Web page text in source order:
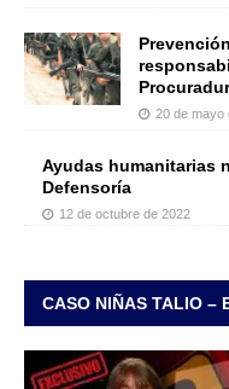
20 de mayo
Ayudas humanitarias
Defensoría
12 de octubre de 2022
CASO NIÑAS TALIO –